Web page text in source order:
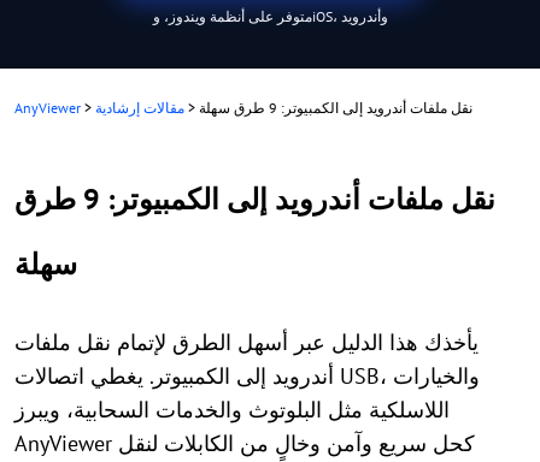
متوفر على أنظمة ويندوز، وiOS، وأندرويد
AnyViewer > مقالات إرشادية > نقل ملفات أندرويد إلى الكمبيوتر: 9 طرق سهلة
نقل ملفات أندرويد إلى الكمبيوتر: 9 طرق
سهلة
يأخذك هذا الدليل عبر أسهل الطرق لإتمام نقل ملفات
أندرويد إلى الكمبيوتر. يغطي اتصالات USB، والخيارات
اللاسلكية مثل البلوتوث والخدمات السحابية، ويبرز
AnyViewer كحل سريع وآمن وخالٍ من الكابلات لنقل